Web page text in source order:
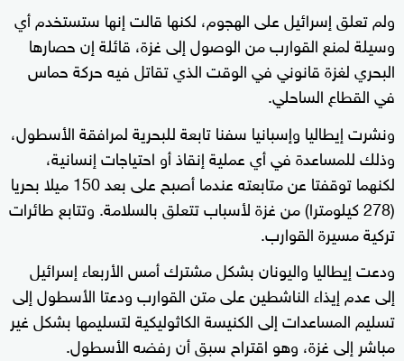
ولم تعلق إسرائيل على الهجوم، لكنها قالت إنها ستستخدم أي
وسيلة لمنع القوارب من الوصول إلى غزة، قائلة إن حصارها
البحري لغزة قانوني في الوقت الذي تقاتل فيه حركة حماس
في القطاع الساحلي.
ونشرت إيطاليا وإسبانيا سفنا تابعة للبحرية لمرافقة الأسطول،
وذلك للمساعدة في أي عملية إنقاذ أو احتياجات إنسانية،
لكنهما توقفتا عن متابعته عندما أصبح على بعد 150 ميلا بحريا
(278 كيلومترا) من غزة لأسباب تتعلق بالسلامة. وتتابع طائرات
تركية مسيرة القوارب.
ودعت إيطاليا واليونان بشكل مشترك أمس الأربعاء إسرائيل
إلى عدم إيذاء الناشطين على متن القوارب ودعتا الأسطول إلى
تسليم المساعدات إلى الكنيسة الكاثوليكية لتسليمها بشكل غير
مباشر إلى غزة، وهو اقتراح سبق أن رفضه الأسطول.